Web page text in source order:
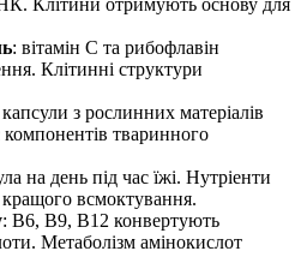
: вітамін C та рибофлавін
Клітинні структури
капсули з рослинних матеріалів
компонентів тваринного
на день під час їжі. Нутріенти
кращого всмоктування.
: B6, B9, B12 конвертують
Метаболізм амінокислот